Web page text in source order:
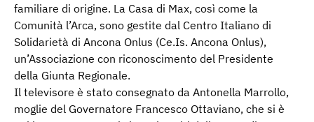
familiare di origine. La Casa di Max, così come la
Comunità l’Arca, sono gestite dal Centro Italiano di
Solidarietà di Ancona Onlus (Ce.Is. Ancona Onlus),
un’Associazione con riconoscimento del Presidente
della Giunta Regionale.
Il televisore è stato consegnato da Antonella Marrollo,
moglie del Governatore Francesco Ottaviano, che si è